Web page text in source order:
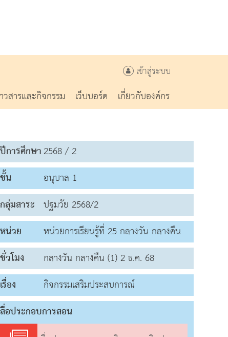
เข้าสู่ระบบ
วสารและกิจกรรม เว็บบอร์ด
เกี่ยวกับองค์กร
ปีการศึกษา2568 / 2
ชั้น
อนุบาล 1
กลุ่มสาระ ปฐมวัย 2568/2
หน่วย
หน่วยการเรียนรู้ที่ 25 กลางวัน กลางคืน
ชั่วโมง
กลางวัน กลางคืน (1) 2 ธ.ค. 68
เรื่อง
กิจกรรมเสริมประสบการณ์
สื่อประกอบการสอน